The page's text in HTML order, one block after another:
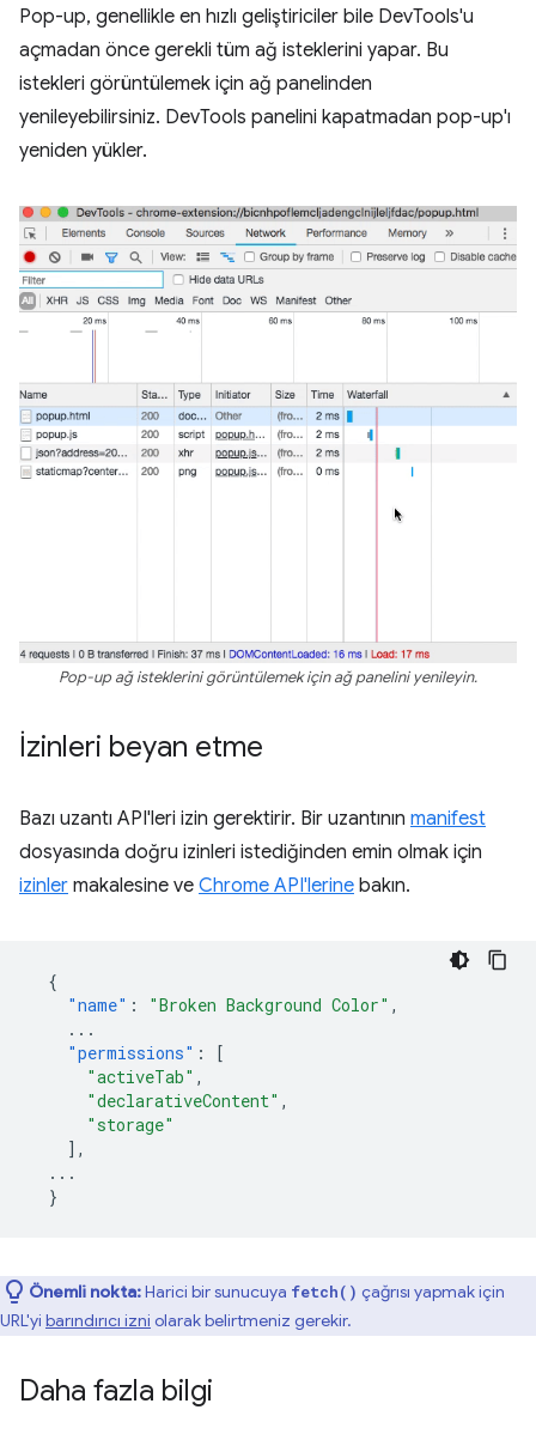
Pop-up, genellikle en hızlı geliştiriciler bile DevTools'u
açmadan önce gerekli tüm ağ isteklerini yapar. Bu
istekleri görüntülemek için ağ panelinden
yenileyebilirsiniz. DevTools panelini kapatmadan pop-up'ı
yeniden yükler.
Pop-up ağ isteklerini görüntülemek için ağ panelini yenileyin.
İzinleri beyan etme
Bazı uzantı API'leri izin gerektirir. Bir uzantının manifest
dosyasında doğru izinleri istediğinden emin olmak için
izinler makalesine ve Chrome API'lerine bakın.
{
"name" : "Broken Background Color" ,
...
"permissions" :
[
"activeTab" ,
"declarativeContent" ,
"storage"
],
...
}
Önemli nokta:Harici bir sunucuya fetch() çağrısı yapmak için
URL'yi barındırıcı izni olarak belirtmeniz gerekir.
Daha fazla bilgi